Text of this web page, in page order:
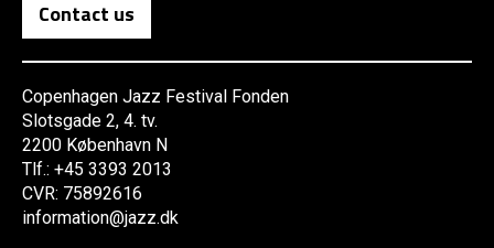
Contact us
Copenhagen Jazz Festival Fonden
Slotsgade 2, 4. tv.
2200 København N
Tlf.: +45 3393 2013
CVR: 75892616
information@jazz.dk